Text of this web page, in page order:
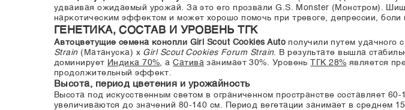
удваивая ожидаемый урожай. За это его прозвали G.S. Monster (Монстром).
наркотическим эффектом и может хорошо помочь при тревоге, депрессии, боли
ГЕНЕТИКА, СОСТАВ И УРОВЕНЬ ТГК
Автоцветущие семена конопли Girl Scout Cookies Autoполучили путем удачного
Strain(Матануска) x Girl Scout Cookies Forum Strain. В результате вышла
доминирует Индика 70% , аСатива занимает 30%. УровеньТГК 28% является
продолжительный эффект.
Высота, период цветения и урожайность
Высота под искусственным светом в ограниченном пространстве составляет
увеличиваются до значений 80-140 см. Период вегетации занимает в среднем